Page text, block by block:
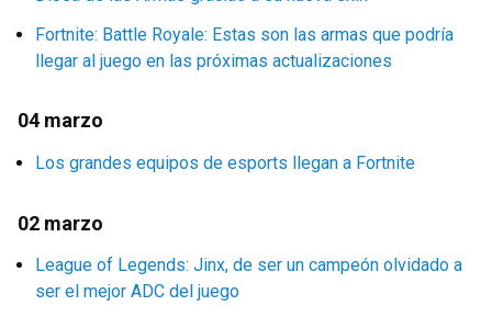
Fortnite: Battle Royale: Estas son las armas que podría
llegar al juego en las próximas actualizaciones
04 marzo
Los grandes equipos de esports llegan a Fortnite
02 marzo
League of Legends: Jinx, de ser un campeón olvidado a
ser el mejor ADC del juego